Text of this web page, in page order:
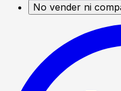
No vender ni